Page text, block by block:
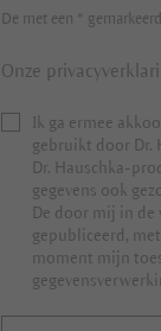
De met een *
Onze
Ik ga ermee
gebruikt door Dr.
Dr. Hauschka-
gegevens ook
De door mij in de
gepubliceerd,
moment mijn